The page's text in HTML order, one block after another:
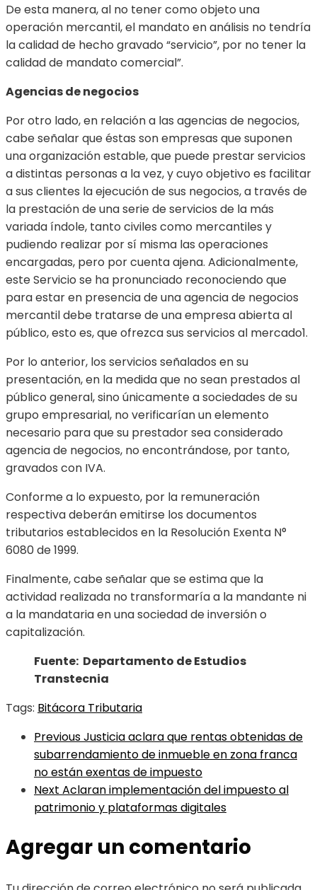
De esta manera, al no tener como objeto una
operación mercantil, el mandato en análisis no tendría
la calidad de hecho gravado “servicio”, por no tener la
calidad de mandato comercial”.
Agencias de negocios
Por otro lado, en relación a las agencias de negocios,
cabe señalar que éstas son empresas que suponen
una organización estable, que puede prestar servicios
a distintas personas a la vez, y cuyo objetivo es facilitar
a sus clientes la ejecución de sus negocios, a través de
la prestación de una serie de servicios de la más
variada índole, tanto civiles como mercantiles y
pudiendo realizar por sí misma las operaciones
encargadas, pero por cuenta ajena. Adicionalmente,
este Servicio se ha pronunciado reconociendo que
para estar en presencia de una agencia de negocios
mercantil debe tratarse de una empresa abierta al
público, esto es, que ofrezca sus servicios al mercado1.
Por lo anterior, los servicios señalados en su
presentación, en la medida que no sean prestados al
público general, sino únicamente a sociedades de su
grupo empresarial, no verificarían un elemento
necesario para que su prestador sea considerado
agencia de negocios, no encontrándose, por tanto,
gravados con IVA.
Conforme a lo expuesto, por la remuneración
respectiva deberán emitirse los documentos
tributarios establecidos en la Resolución Exenta N°
6080 de 1999.
Finalmente, cabe señalar que se estima que la
actividad realizada no transformaría a la mandante ni
a la mandataria en una sociedad de inversión o
capitalización.
Fuente: Departamento de Estudios
Transtecnia
Tags: Bitácora Tributaria
PreviousJusticia aclara que rentas obtenidas de
subarrendamiento de inmueble en zona franca
no están exentas de impuesto
Next Aclaran implementación del impuesto al
patrimonio y plataformas digitales
Agregar un comentario